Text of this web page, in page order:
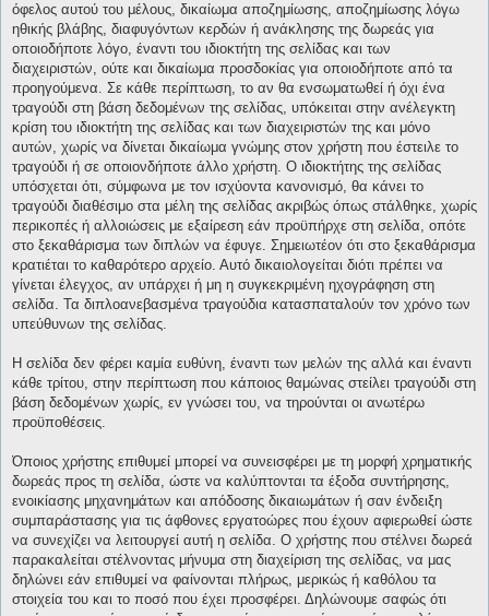
όφελος αυτού του μέλους, δικαίωμα αποζημίωσης, αποζημίωσης λόγω
ηθικής βλάβης, διαφυγόντων κερδών ή ανάκλησης της δωρεάς για
οποιοδήποτε λόγο, έναντι του ιδιοκτήτη της σελίδας και των
διαχειριστών, ούτε και δικαίωμα προσδοκίας για οποιοδήποτε από τα
προηγούμενα. Σε κάθε περίπτωση, το αν θα ενσωματωθεί ή όχι ένα
τραγούδι στη βάση δεδομένων της σελίδας, υπόκειται στην ανέλεγκτη
κρίση του ιδιοκτήτη της σελίδας και των διαχειριστών της και μόνο
αυτών, χωρίς να δίνεται δικαίωμα γνώμης στον χρήστη που έστειλε το
τραγούδι ή σε οποιονδήποτε άλλο χρήστη. Ο ιδιοκτήτης της σελίδας
υπόσχεται ότι, σύμφωνα με τον ισχύοντα κανονισμό, θα κάνει το
τραγούδι διαθέσιμο στα μέλη της σελίδας ακριβώς όπως στάλθηκε, χωρίς
περικοπές ή αλλοιώσεις με εξαίρεση εάν προϋπήρχε στη σελίδα, οπότε
στο ξεκαθάρισμα των διπλών να έφυγε. Σημειωτέον ότι στο ξεκαθάρισμα
κρατιέται το καθαρότερο αρχείο. Αυτό δικαιολογείται διότι πρέπει να
γίνεται έλεγχος, αν υπάρχει ή μη η συγκεκριμένη ηχογράφηση στη
σελίδα. Τα διπλοανεβασμένα τραγούδια κατασπαταλούν τον χρόνο των
υπεύθυνων της σελίδας.
Η σελίδα δεν φέρει καμία ευθύνη, έναντι των μελών της αλλά και έναντι
κάθε τρίτου, στην περίπτωση που κάποιος θαμώνας στείλει τραγούδι στη
βάση δεδομένων χωρίς, εν γνώσει του, να τηρούνται οι ανωτέρω
προϋποθέσεις.
Όποιος χρήστης επιθυμεί μπορεί να συνεισφέρει με τη μορφή χρηματικής
δωρεάς προς τη σελίδα, ώστε να καλύπτονται τα έξοδα συντήρησης,
ενοικίασης μηχανημάτων και απόδοσης δικαιωμάτων ή σαν ένδειξη
συμπαράστασης για τις άφθονες εργατοώρες που έχουν αφιερωθεί ώστε
να συνεχίζει να λειτουργεί αυτή η σελίδα. Ο χρήστης που στέλνει δωρεά
παρακαλείται στέλνοντας μήνυμα στη διαχείριση της σελίδας, να μας
δηλώνει εάν επιθυμεί να φαίνονται πλήρως, μερικώς ή καθόλου τα
στοιχεία του και το ποσό που έχει προσφέρει. Δηλώνουμε σαφώς ότι